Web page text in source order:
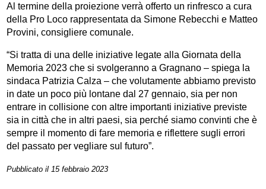
Al termine della proiezione verrà offerto un rinfresco a cura
della Pro Loco rappresentata da Simone Rebecchi e Matteo
Provini, consigliere comunale.
“Si tratta di una delle iniziative legate alla Giornata della
Memoria 2023 che si svolgeranno a Gragnano – spiega la
sindaca Patrizia Calza – che volutamente abbiamo previsto
in date un poco più lontane dal 27 gennaio, sia per non
entrare in collisione con altre importanti iniziative previste
sia in città che in altri paesi, sia perché siamo convinti che è
sempre il momento di fare memoria e riflettere sugli errori
del passato per vegliare sul futuro”.
Pubblicato il 15 febbraio 2023